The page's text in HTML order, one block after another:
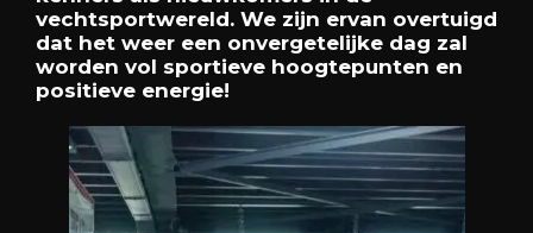
vechtsportwereld. We zijn ervan overtuigd
dat het weer een onvergetelijke dag zal
worden vol sportieve hoogtepunten en
positieve energie!